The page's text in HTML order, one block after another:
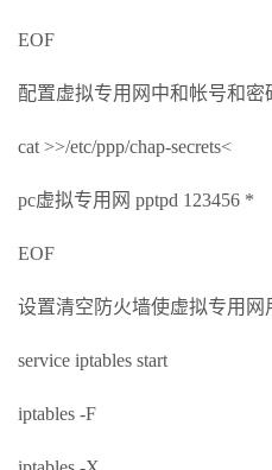
EOF
配置虚拟专用网中和帐号和密
cat >>/etc/ppp/chap-secrets<
pc虚拟专用网 pptpd 123456 *
EOF
设置清空防火墙使虚拟专用网
service iptables start
iptables -F